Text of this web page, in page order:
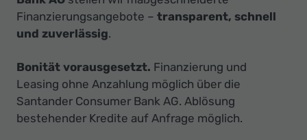
Finanzierungsangebote – transparent, schnell
und zuverlässig.
Bonität vorausgesetzt. Finanzierung und
Leasing ohne Anzahlung möglich über die
Santander Consumer Bank AG. Ablösung
bestehender Kredite auf Anfrage möglich.